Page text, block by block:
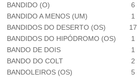
BANDIDO (O)
6
BANDIDO A MENOS (UM)
1
BANDIDOS DO DESERTO (OS)
17
BANDIDOS DO HIPÓDROMO (OS)
1
BANDO DE DOIS
1
BANDO DO COLT
2
BANDOLEIROS (OS)
5